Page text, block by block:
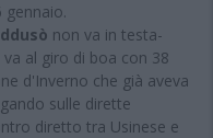
non va in testa-
al giro di boa con 38
d'Inverno che già aveva
sulle dirette
diretto tra Usinese e